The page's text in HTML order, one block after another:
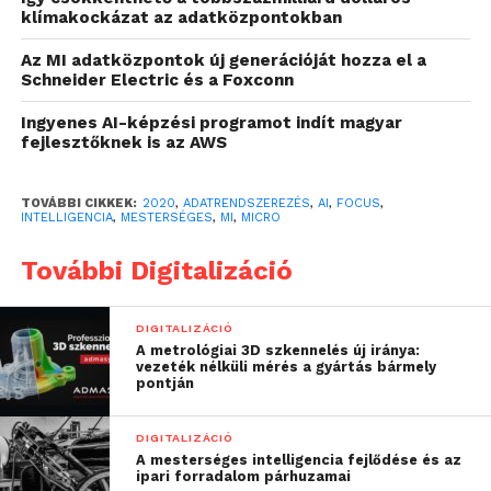
információ létezik, amely különféle szöveges,
videó- vagy hangfájlokban, például
prezentációkban, levelezésekben, rádiós vagy tévés
adásokban, esetleg közösségi médiában megosztott
tartalmakban található. Ilyen óriási adattömeg esetén
már azt is nehéz megállapítani, hol érdemes
vagyunk kíváncsiak.
Ha a vállalatok megtalálják a hatékonyt módszert
arra, hogy ezeket az információkat is képesek
legyenek rendszerezni, elemezni és hasznosítani, az
komoly versenyelőnyt jelenthet számukra.
Alaposabban megismerhetik a piacot, valamint a
vásárlóik szokásait és igényeit, így
versenyképesebbek lehetnek. Jobb döntéseket
hozhatnak és magasabb színvonalon szolgálhatják
ki ügyfeleiket, illetve teljesen személyre szabott
klímakockázat az adatközpontokban
Az MI adatközpontok új generációját hozza el a
Schneider Electric és a Foxconn
Ingyenes AI-képzési programot indít magyar
fejlesztőknek is az AWS
TOVÁBBI CIKKEK: 2020, ADATRENDSZEREZÉS, AI, FOCUS,
INTELLIGENCIA, MESTERSÉGES, MI, MICRO
További Digitalizáció
DIGITALIZÁCIÓ
A metrológiai 3D szkennelés új iránya:
vezeték nélküli mérés a gyártás bármely
pontján
DIGITALIZÁCIÓ
A mesterséges intelligencia fejlődése és az
ipari forradalom párhuzamai